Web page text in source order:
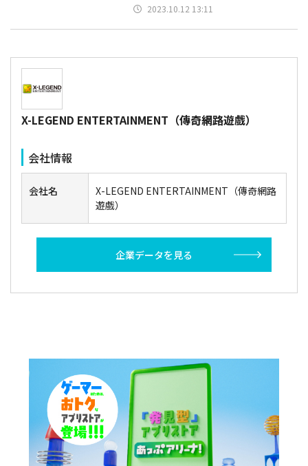
2023.10.12 13:11
X-LEGEND ENTERTAINMENT（傳奇網路遊戲）
会社情報
会社名
X-LEGEND ENTERTAINMENT（傳奇網路
遊戲）
企業データを見る